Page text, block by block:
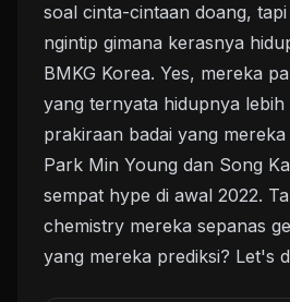
soal cinta-cintaan doang,
ngintip gimana kerasnya
BMKG Korea. Yes, mereka
yang ternyata hidupnya lebih
prakiraan badai yang
Park Min Young dan Song
sempat hype di awal 2022.
chemistry mereka sepanas
yang mereka prediksi? Let's